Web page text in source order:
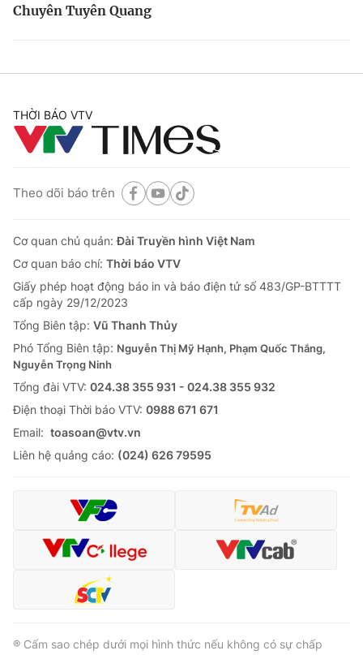
Chuyên Tuyên Quang
THỜI BÁO VTV
Theo dõi báo trên
Cơ quan chủ quản:Đài Truyền hình Việt Nam
Cơ quan báo chí: Thời báo VTV
Giấy phép hoạt động báo in và báo điện tử số 483/GP-BTTTT
cấp ngày 29/12/2023
Tổng Biên tập: Vũ Thanh Thủy
Phó Tổng Biên tập: Nguyễn Thị Mỹ Hạnh, Phạm Quốc Thắng,
Nguyễn Trọng Ninh
Tổng đài VTV: 024.38 355 931 - 024.38 355 932
Ðiện thoại Thời báo VTV: 0988 671 671
Email: toasoan@vtv.vn
Liên hệ quảng cáo: (024) 626 79595
® Cấm sao chép dưới mọi hình thức nếu không có sự chấp